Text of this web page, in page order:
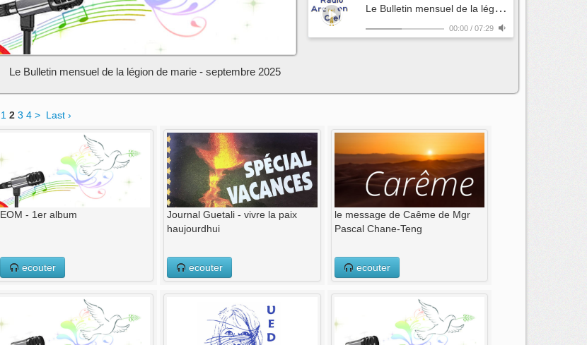
L
e Bulletin mensuel de la légion de marie - septembre 2025
00:00/ 07:29
Le Bulletin mensuel de la légion de marie - septembre 2025
1 2 3 4 > Last ›
EOM - 1er album
ecouter
Journal Guetali - vivre la paix
haujourdhui
ecouter
le message de Caême de Mgr
Pascal Chane-Teng
ecouter